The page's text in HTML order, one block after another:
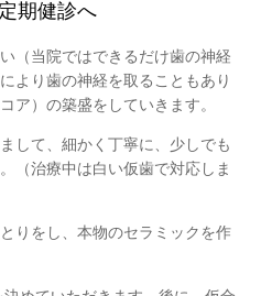
期健診へ
（当院ではできるだけ歯の神経
より歯の神経を取ることもあり
ア）の築盛をしていきます。
して、細かく丁寧に、少しでも
（治療中は白い仮歯で対応しま
りをし、本物のセラミックを作